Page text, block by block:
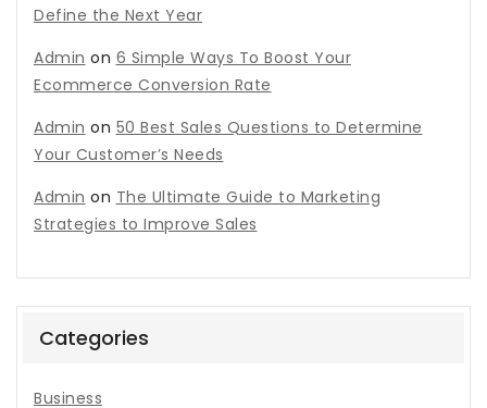
Define the Next Year
Admin on 6 Simple Ways To Boost Your
Ecommerce Conversion Rate
Admin on 50 Best Sales Questions to Determine
Your Customer’s Needs
Admin on The Ultimate Guide to Marketing
Strategies to Improve Sales
Categories
Business